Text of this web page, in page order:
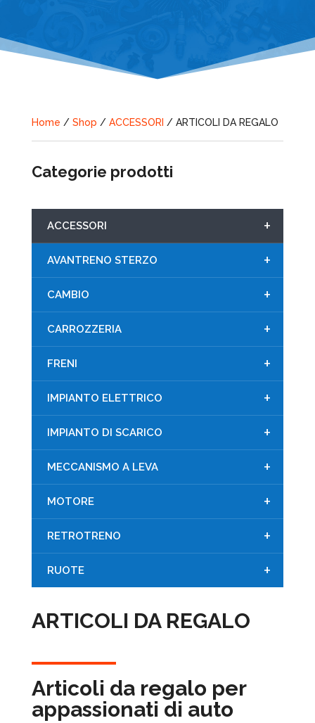
Home / Shop / ACCESSORI / ARTICOLI DA REGALO
Categorie prodotti
+
ACCESSORI
+
AVANTRENO STERZO
+
CAMBIO
+
CARROZZERIA
+
FRENI
+
IMPIANTO ELETTRICO
+
IMPIANTO DI SCARICO
+
MECCANISMO A LEVA
+
MOTORE
+
RETROTRENO
+
RUOTE
ARTICOLI DA REGALO
Articoli da regalo per
appassionati di auto